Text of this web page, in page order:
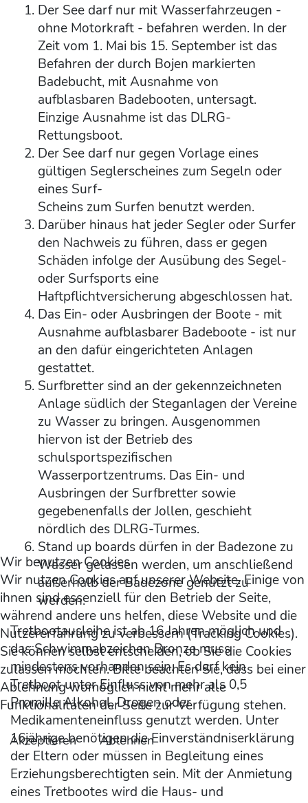
Der See darf nur mit Wasserfahrzeugen -
ohne Motorkraft - befahren werden. In der
Zeit vom 1. Mai bis 15. September ist das
Befahren der durch Bojen markierten
Badebucht, mit Ausnahme von
aufblasbaren Badebooten, untersagt.
Einzige Ausnahme ist das DLRG-
Rettungsboot.
Der See darf nur gegen Vorlage eines
gültigen Seglerscheines zum Segeln oder
eines Surf-
Scheins zum Surfen benutzt werden.
Darüber hinaus hat jeder Segler oder Surfer
den Nachweis zu führen, dass er gegen
Schäden infolge der Ausübung des Segel-
oder Surfsports eine
Haftpflichtversicherung abgeschlossen hat.
Das Ein- oder Ausbringen der Boote - mit
Ausnahme aufblasbarer Badeboote - ist nur
an den dafür eingerichteten Anlagen
gestattet.
Surfbretter sind an der gekennzeichneten
Anlage südlich der Steganlagen der Vereine
zu Wasser zu bringen. Ausgenommen
hiervon ist der Betrieb des
schulsportspezifischen
Wasserportzentrums. Das Ein- und
Ausbringen der Surfbretter sowie
gegebenenfalls der Jollen, geschieht
nördlich des DLRG-Turmes.
Stand up boards dürfen in der Badezone zu
Wasser gelassen werden, um anschließend
außerhalb der Badezone genutzt zu
werden.
Tretbootausleihe ist ab 16 Jahren möglich und
das Schwimmabzeichen Bronze muss
mindestens vorhanden sein. Es darf kein
Tretboot unter Einfluss von mehr als 0,5
Promille Alkohol, Drogen oder
Medikamenteneinfluss genutzt werden. Unter
16jährige benötigen die Einverständniserklärung
der Eltern oder müssen in Begleitung eines
Erziehungsberechtigten sein. Mit der Anmietung
eines Tretbootes wird die Haus- und
Wir benutzen Cookies
Wir nutzen Cookies auf unserer Website. Einige von
ihnen sind essenziell für den Betrieb der Seite,
während andere uns helfen, diese Website und die
Nutzererfahrung zu verbessern (Tracking Cookies).
Sie können selbst entscheiden, ob Sie die Cookies
zulassen möchten. Bitte beachten Sie, dass bei einer
Ablehnung womöglich nicht mehr alle
Funktionalitäten der Seite zur Verfügung stehen.
Akzeptieren Ablehnen